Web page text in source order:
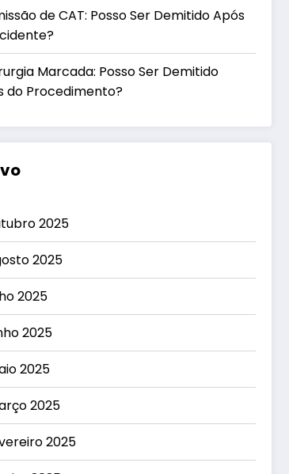
de CAT: Posso Ser Demitido Após
Marcada: Posso Ser Demitido
do Procedimento?
2025
2025
2025
2025
2025
2025
2025